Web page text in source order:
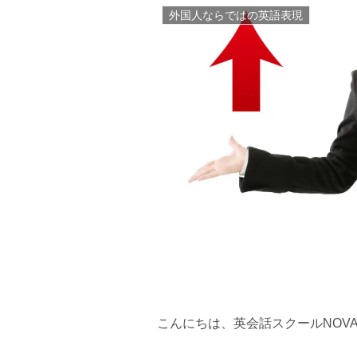
外国人ならではの英語表現
こんにちは、英会話スクール